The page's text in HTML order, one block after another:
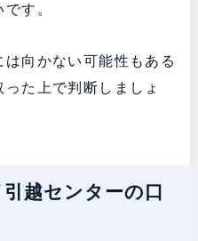
す。
向かない可能性もある
た上で判断しましょ
越センターの口